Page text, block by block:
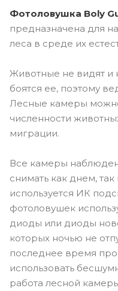
Фотоловушка Boly
предназначена для
леса в среде их
Животные не видят и
боятся ее, поэтому
Лесные камеры
численности
миграции.
Все камеры
снимать как днем,
используется ИК
фотоловушек
диоды или диоды
которых ночью не
последнее время
использовать
работа лесной